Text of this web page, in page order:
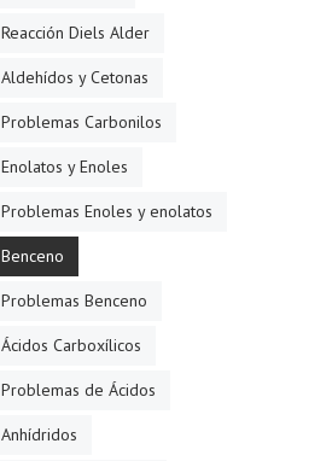
Reacción Diels Alder
Aldehídos y Cetonas
Problemas Carbonilos
Enolatos y Enoles
Problemas Enoles y enolatos
Benceno
Problemas Benceno
Ácidos Carboxílicos
Problemas de Ácidos
Anhídridos